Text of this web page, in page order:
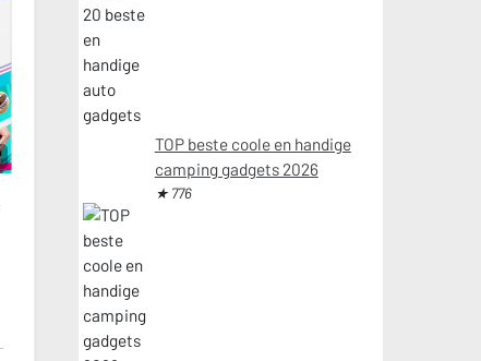
TOP beste coole en handige
camping gadgets 2026
★ 776